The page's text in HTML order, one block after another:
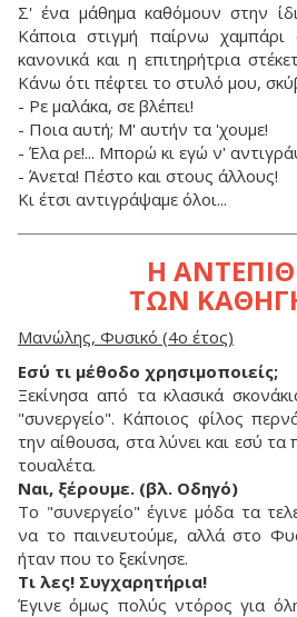
Σ' ένα μάθημα καθόμουν στην
Κάποια στιγμή παίρνω χαμπάρι
κανονικά και η επιτηρήτρια
Κάνω ότι πέφτει το στυλό μου,
- Ρε μαλάκα, σε βλέπει!
- Ποια αυτή; Μ' αυτήν τα 'χουμε!
- Έλα ρε!... Μπορώ κι εγώ ν'
- Άνετα! Πέστο και στους άλλους!
Κι έτσι αντιγράψαμε όλοι...
Η
ΤΩΝ
Μανώλης, Φυσικό (4ο έτος)
Εσύ τι μέθοδο χρησιμοποιείς;
Ξεκίνησα από τα κλασικά
"συνεργείο". Κάποιος φίλος
την αίθουσα, στα λύνει και εσύ
τουαλέτα.
Ναι, ξέρουμε. (βλ. Οδηγό)
Το "συνεργείο" έγινε μόδα τα
να το παινευτούμε, αλλά στο
ήταν που το ξεκίνησε.
Τι λες! Συγχαρητήρια!
Έγινε όμως πολύς ντόρος για